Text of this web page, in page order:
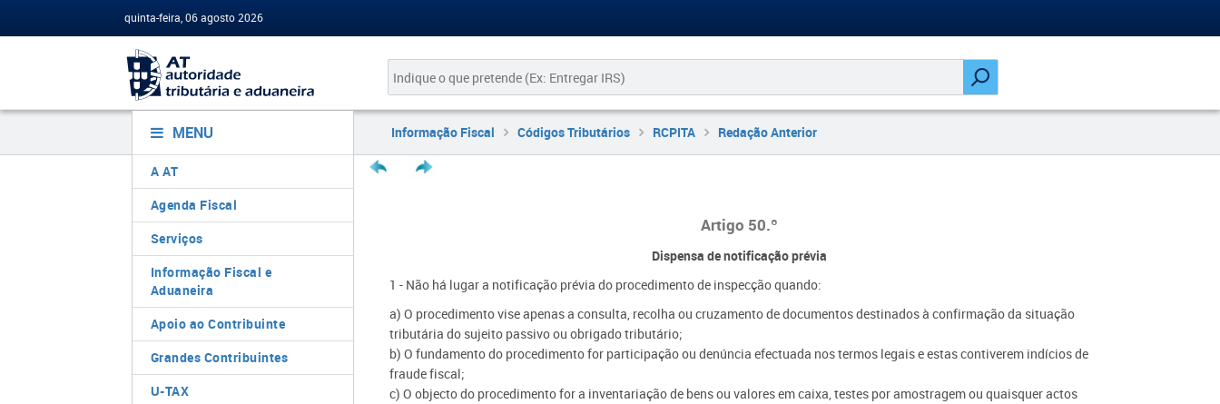
quinta-feira, 06 agosto 2026
MENU
A AT
Agenda Fiscal
Serviços
Informação Fiscal e
Aduaneira
Apoio ao Contribuinte
Grandes Contribuintes
U-TAX
Informação Fiscal Códigos Tributários RCPITA Redação Anterior
Artigo 50.º
Dispensa de notificação prévia
1 - Não há lugar a notificação prévia do procedimento de inspecção quando:
a) O procedimento vise apenas a consulta, recolha ou cruzamento de documentos destinados à confirmação da situação
tributária do sujeito passivo ou obrigado tributário;
b) O fundamento do procedimento for participação ou denúncia efectuada nos termos legais e estas contiverem indícios de
fraude fiscal;
c) O objecto do procedimento for a inventariação de bens ou valores em caixa, testes por amostragem ou quaisquer actos